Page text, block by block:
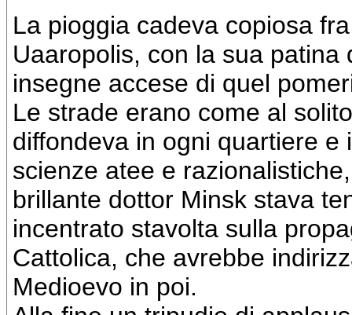
La pioggia cadeva copiosa
Uaaropolis, con la sua
insegne accese di quel
Le strade erano come al
diffondeva in ogni quartiere e
scienze atee e
brillante dottor Minsk stava
incentrato stavolta sulla
Cattolica, che avrebbe
Medioevo in poi.